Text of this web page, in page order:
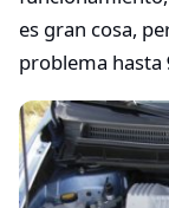
es gran cosa,
problema hasta